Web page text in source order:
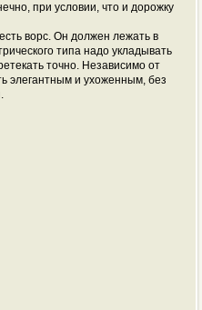
при условии, что и дорожку
ворс. Он должен лежать в
типа надо укладывать
точно. Независимо от
элегантным и ухоженным, без